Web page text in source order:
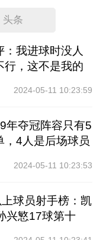
头条
：我进球时没人
行，这不是我的
2024-05-11 10:23:59
年夺冠阵容只有5
，4人是后场球员
2024-05-11 10:23:53
球员射手榜：凯
兴慜17球第十